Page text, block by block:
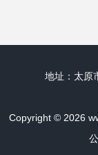
地址：太原
Copyright © 2026